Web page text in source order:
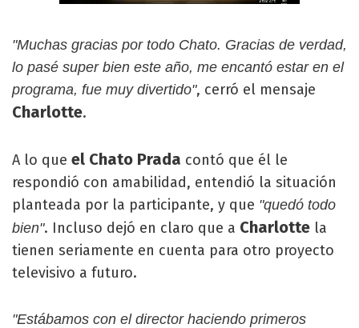
"Muchas gracias por todo Chato. Gracias de verdad,
lo pasé super bien este año, me encantó estar en el
programa, fue muy divertido", cerró el mensaje
Charlotte.
A lo que el Chato Prada contó que él le
respondió con amabilidad, entendió la situación
planteada por la participante, y que "quedó todo
bien". Incluso dejó en claro que a Charlotte la
tienen seriamente en cuenta para otro proyecto
televisivo a futuro.
"Estábamos con el director haciendo primeros